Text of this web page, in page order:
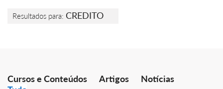
Resultados para: CREDITO
Cursos e Conteúdos Artigos
Notícias